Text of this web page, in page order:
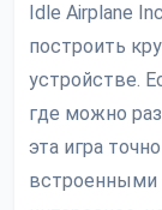
Idle Airplane
построить
устройстве.
где можно
эта игра
встроенными